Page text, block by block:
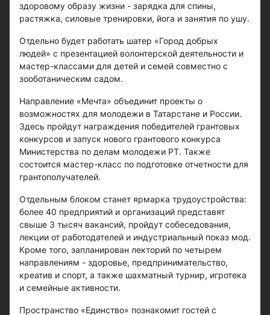
здоровому образу жизни - зарядка для спины,
растяжка, силовые тренировки, йога и занятия по ушу.
Отдельно будет работать шатер «Город добрых
людей» с презентацией волонтерской деятельности и
мастер-классами для детей и семей совместно с
зооботаническим садом.
Направление «Мечта» объединит проекты о
возможностях для молодежи в Татарстане и России.
Здесь пройдут награждения победителей грантовых
конкурсов и запуск нового грантового конкурса
Министерства по делам молодежи РТ. Также
состоится мастер-класс по подготовке отчетности для
грантополучателей.
Отдельным блоком станет ярмарка трудоустройства:
более 40 предприятий и организаций представят
свыше 3 тысяч вакансий, пройдут собеседования,
лекции от работодателей и индустриальный показ мод.
Кроме того, запланирован лекторий по четырем
направлениям - здоровье, предпринимательство,
креатив и спорт, а также шахматный турнир, игротека
и семейные активности.
Пространство «Единство» познакомит гостей с